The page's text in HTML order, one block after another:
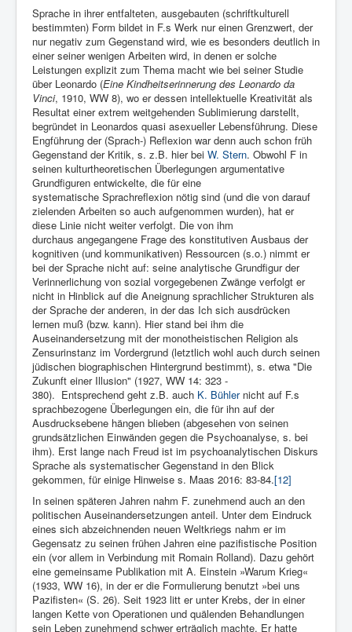
Sprache in ihrer entfalteten, ausgebauten (schriftkulturell
bestimmten) Form bildet in F.s Werk nur einen Grenzwert, der
nur negativ zum Gegenstand wird, wie es besonders deutlich in
einer seiner wenigen Arbeiten wird, in denen er solche
Leistungen explizit zum Thema macht wie bei seiner Studie
über Leonardo (Eine Kindheitserinnerung des Leonardo da
Vinci, 1910, WW 8), wo er dessen intellektuelle Kreativität als
Resultat einer extrem weitgehenden Sublimierung darstellt,
begründet in Leonardos quasi asexueller Lebensführung. Diese
Engführung der (Sprach-) Reflexion war denn auch schon früh
Gegenstand der Kritik, s. z.B. hier bei W. Stern. Obwohl F in
seinen kulturtheoretischen Überlegungen argumentative
Grundfiguren entwickelte, die für eine
systematische Sprachreflexion nötig sind (und die von darauf
zielenden Arbeiten so auch aufgenommen wurden), hat er
diese Linie nicht weiter verfolgt. Die von ihm
durchaus angegangene Frage des konstitutiven Ausbaus der
kognitiven (und kommunikativen) Ressourcen (s.o.) nimmt er
bei der Sprache nicht auf: seine analytische Grundfigur der
Verinnerlichung von sozial vorgegebenen Zwänge verfolgt er
nicht in Hinblick auf die Aneignung sprachlicher Strukturen als
der Sprache der anderen, in der das Ich sich ausdrücken
lernen muß (bzw. kann). Hier stand bei ihm die
Auseinandersetzung mit der monotheistischen Religion als
Zensurinstanz im Vordergrund (letztlich wohl auch durch seinen
jüdischen biographischen Hintergrund bestimmt), s. etwa "Die
Zukunft einer Illusion" (1927, WW 14: 323 -
380). Entsprechend geht z.B. auch K. Bühlernicht auf F.s
sprachbezogene Überlegungen ein, die für ihn auf der
Ausdrucksebene hängen blieben (abgesehen von seinen
grundsätzlichen Einwänden gegen die Psychoanalyse, s. bei
ihm). Erst lange nach Freud ist im psychoanalytischen Diskurs
Sprache als systematischer Gegenstand in den Blick
gekommen, für einige Hinweise s. Maas 2016: 83-84.[12]
In seinen späteren Jahren nahm F. zunehmend auch an den
politischen Auseinandersetzungen anteil. Unter dem Eindruck
eines sich abzeichnenden neuen Weltkriegs nahm er im
Gegensatz zu seinen frühen Jahren eine pazifistische Position
ein (vor allem in Verbindung mit Romain Rolland). Dazu gehört
eine gemeinsame Publikation mit A. Einstein »Warum Krieg«
(1933, WW 16), in der er die Formulierung benutzt »bei uns
Pazifisten« (S. 26). Seit 1923 litt er unter Krebs, der in einer
langen Kette von Operationen und quälenden Behandlungen
sein Leben zunehmend schwer erträglich machte. Er hatte